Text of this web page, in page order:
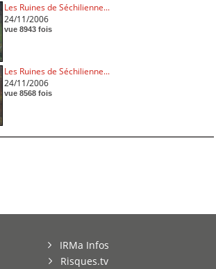
Les Ruines de Séchilienne...
24/11/2006
vue 8943 fois
Les Ruines de Séchilienne...
24/11/2006
vue 8568 fois
IRMa Infos
Risques.tv